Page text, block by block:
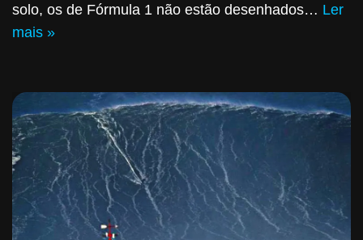
solo, os de Fórmula 1 não estão desenhados… Ler
mais »